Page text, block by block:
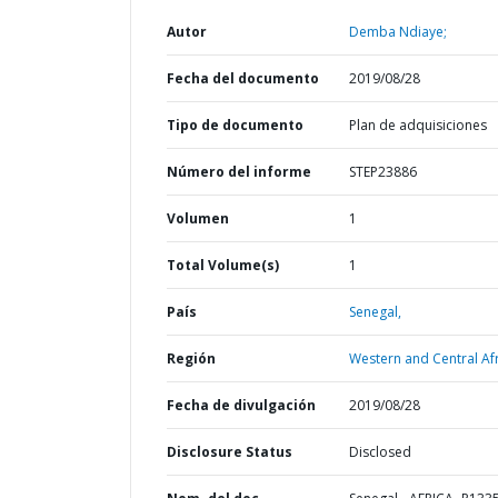
Autor Demba Ndiaye;
Fecha del documento 2019/08/28
Tipo de documento Plan de adquisiciones
Número del informe STEP23886
Volumen 1
Total Volume(s) 1
País Senegal,
Región Western and Central
Fecha de divulgación 2019/08/28
Disclosure Status Disclosed